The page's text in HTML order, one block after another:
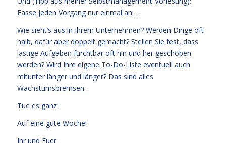
Fasse jeden Vorgang nur einmal an …
Wie sieht’s aus in Ihrem Unternehmen? Werden Dinge oft
halb, dafür aber doppelt gemacht? Stellen Sie fest, dass
lästige Aufgaben furchtbar oft hin und her geschoben
werden? Wird Ihre eigene To-Do-Liste eventuell auch
mitunter länger und länger? Das sind alles
Wachstumsbremsen.
Tue es ganz.
Auf eine gute Woche!
Ihr und Euer